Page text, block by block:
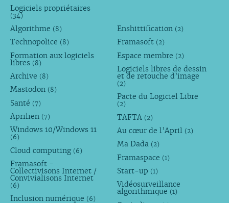
Logiciels propriétaires
(34)
Algorithme (8)
Technopolice (8)
Formation aux logiciels
libres (8)
Archive (8)
Mastodon (8)
Santé (7)
Aprilien (7)
Windows 10/Windows 11
(6)
Cloud computing (6)
Framasoft -
Collectivisons Internet /
Convivialisons Internet
(6)
Inclusion numérique (6)
Enshittification (2)
Framasoft (2)
Espace membre (2)
Logiciels libres de dessin
et de retouche d’image
(2)
Pacte du Logiciel Libre
(2)
TAFTA (2)
Au cœur de l’April (2)
Ma Dada (2)
Framaspace (1)
Start-up (1)
Vidéosurveillance
algorithmique (1)